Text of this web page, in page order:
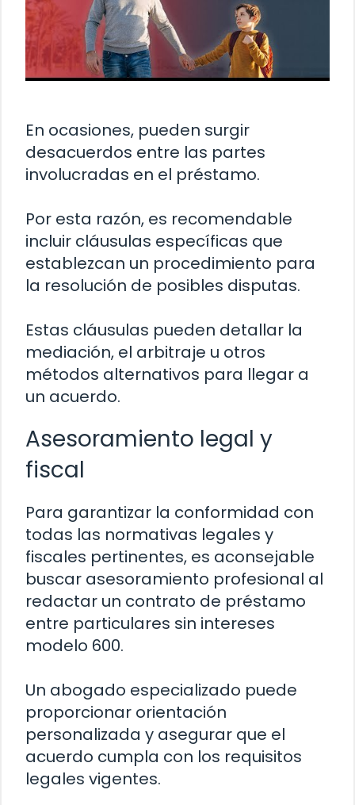
En ocasiones, pueden surgir
desacuerdos entre las partes
involucradas en el préstamo.
Por esta razón, es recomendable
incluir cláusulas específicas que
establezcan un procedimiento para
la resolución de posibles disputas.
Estas cláusulas pueden detallar la
mediación, el arbitraje u otros
métodos alternativos para llegar a
un acuerdo.
Asesoramiento legal y
fiscal
Para garantizar la conformidad con
todas las normativas legales y
fiscales pertinentes, es aconsejable
buscar asesoramiento profesional al
redactar un contrato de préstamo
entre particulares sin intereses
modelo 600.
Un abogado especializado puede
proporcionar orientación
personalizada y asegurar que el
acuerdo cumpla con los requisitos
legales vigentes.